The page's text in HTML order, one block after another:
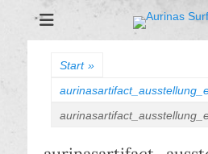
Oberflächen Manufaktur
Start »